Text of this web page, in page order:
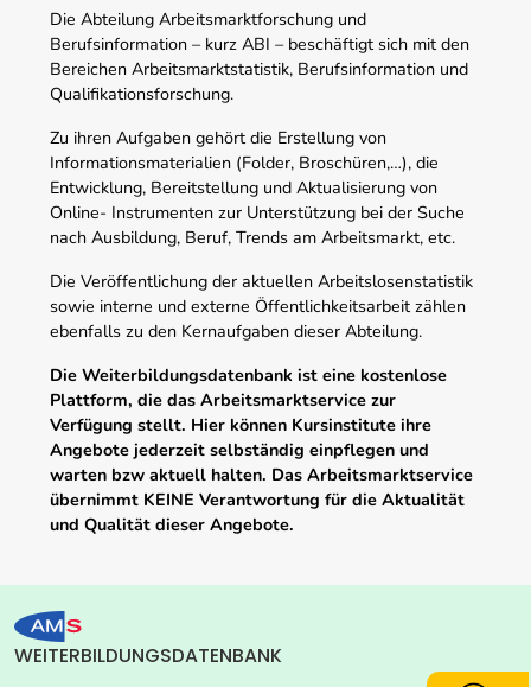
Die Abteilung Arbeitsmarktforschung und
Berufsinformation – kurz ABI – beschäftigt sich mit den
Bereichen Arbeitsmarktstatistik, Berufsinformation und
Qualifikationsforschung.
Zu ihren Aufgaben gehört die Erstellung von
Informationsmaterialien (Folder, Broschüren,…), die
Entwicklung, Bereitstellung und Aktualisierung von
Online- Instrumenten zur Unterstützung bei der Suche
nach Ausbildung, Beruf, Trends am Arbeitsmarkt, etc.
Die Veröffentlichung der aktuellen Arbeitslosenstatistik
sowie interne und externe Öffentlichkeitsarbeit zählen
ebenfalls zu den Kernaufgaben dieser Abteilung.
Die Weiterbildungsdatenbank ist eine kostenlose
Plattform, die das Arbeitsmarktservice zur
Verfügung stellt. Hier können Kursinstitute ihre
Angebote jederzeit selbständig einpflegen und
warten bzw aktuell halten. Das Arbeitsmarktservice
übernimmt KEINE Verantwortung für die Aktualität
und Qualität dieser Angebote.
WEITERBILDUNGSDATENBANK